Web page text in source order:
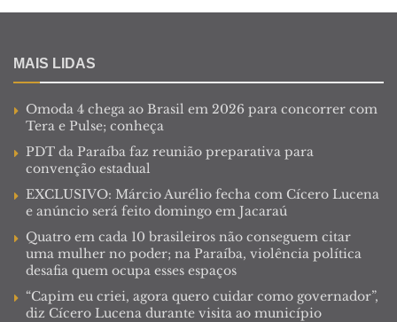
MAIS LIDAS
Omoda 4 chega ao Brasil em 2026 para concorrer com
Tera e Pulse; conheça
PDT da Paraíba faz reunião preparativa para
convenção estadual
EXCLUSIVO: Márcio Aurélio fecha com Cícero Lucena
e anúncio será feito domingo em Jacaraú
Quatro em cada 10 brasileiros não conseguem citar
uma mulher no poder; na Paraíba, violência política
desafia quem ocupa esses espaços
“Capim eu criei, agora quero cuidar como governador”,
diz Cícero Lucena durante visita ao município